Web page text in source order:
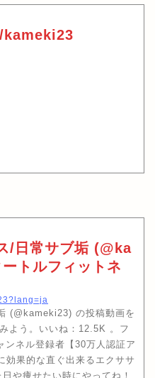
/日常サブ垢 (@ka
トルフィットネ
(@kameki23) の投稿動画を
よう。いいね：12.5K 。フ
ネル登録者【30万人認証ア
効果的な直ぐ出来るエクササ
や痩せたい時にやってね！